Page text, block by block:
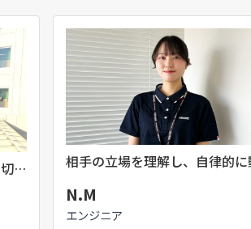
り
相手の立場を理解し、自律的に
N.M
エンジニア